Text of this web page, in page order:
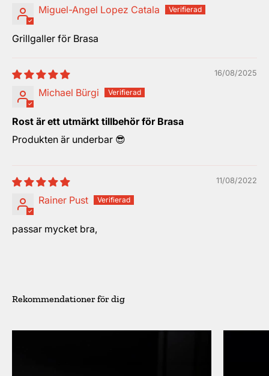
Miguel-Angel Lopez Catala
Grillgaller för Brasa
16/08/2025
Michael Bürgi
Rost är ett utmärkt tillbehör för Brasa
Produkten är underbar 😎
11/08/2022
Rainer Pust
passar mycket bra,